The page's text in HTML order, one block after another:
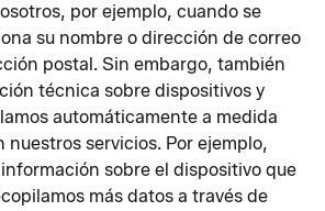
por ejemplo, cuando se
su nombre o dirección de correo
postal. Sin embargo, también
técnica sobre dispositivos y
automáticamente a medida
servicios. Por ejemplo,
sobre el dispositivo que
más datos a través de